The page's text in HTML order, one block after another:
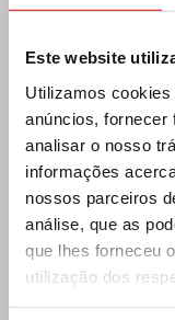
Este website
Utilizamos
anúncios, fornecer
analisar o nosso
informações
nossos parceiros
análise, que as
que lhes forneceu
utilização dos
Índia: Bênção
Carmeli